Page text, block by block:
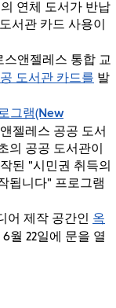
연체 도서가 반납
서관 카드 사용이
앤젤레스 통합 교
도서관 카드를 발
그램(New
젤레스 공공 도서
의 공공 도서관이
된 "시민권 취득의
됩니다" 프로그램
어 제작 공간인 옥
월 22일에 문을 열